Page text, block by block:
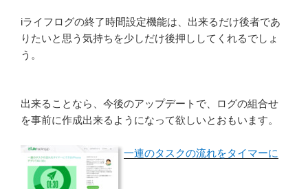
iライフログの終了時間設定機能は、出来るだけ後者であ
りたいと思う気持ちを少しだけ後押ししてくれるでしょ
う。
出来ることなら、今後のアップデートで、ログの組合せ
を事前に作成出来るようになって欲しいとおもいます。
一連のタスクの流れをタイマーに